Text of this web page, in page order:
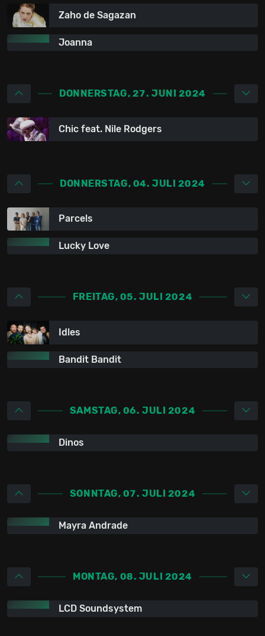
Zaho de Sagazan
Joanna
DONNERSTAG, 27. JUNI 2024
Chic feat. Nile Rodgers
DONNERSTAG, 04. JULI 2024
Parcels
Lucky Love
FREITAG, 05. JULI 2024
Idles
Bandit Bandit
SAMSTAG, 06. JULI 2024
Dinos
SONNTAG, 07. JULI 2024
Mayra Andrade
MONTAG, 08. JULI 2024
LCD Soundsystem